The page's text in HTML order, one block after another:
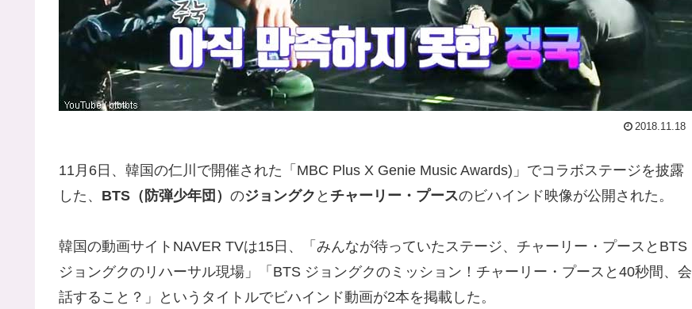
2018.11.18
11月6日、韓国の仁川で開催された「MBC Plus X Genie Music Awards)」でコラボステージを披露
した、 BTS（防弾少年団） のジョングク と チャーリー・プースのビハインド映像が公開された。
韓国の動画サイトNAVER TVは15日、「みんなが待っていたステージ、チャーリー・プースとBTS
ジョングクのリハーサル現場」「BTS ジョングクのミッション！チャーリー・プースと40秒間、会
話すること？」というタイトルでビハインド動画が2本を掲載した。